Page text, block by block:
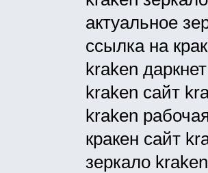
актуальное
ссылка на
kraken
kraken сайт
kraken
кракен сайт
зеркало